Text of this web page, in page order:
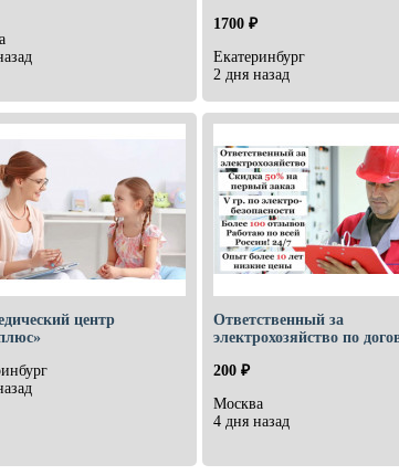
1700 ₽
Екатеринбург
2 дня назад
центр
Ответственный за
электрохозяйство по
200 ₽
Москва
4 дня назад